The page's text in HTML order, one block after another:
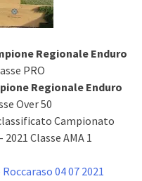
Regionale Enduro
PRO
Regionale Enduro
Over 50
Campionato
Classe AMA 1
04 07 2021